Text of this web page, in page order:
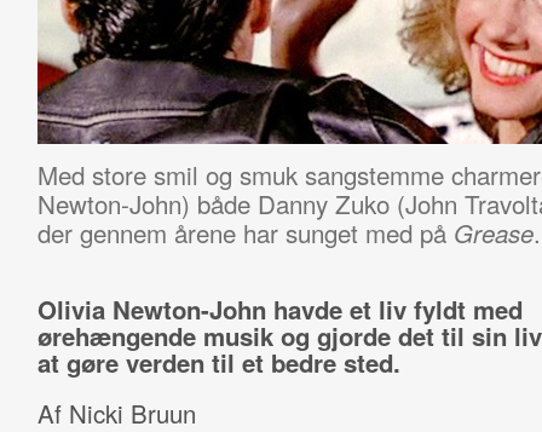
Med store smil og smuk sangstemme
Newton-John) både Danny Zuko (John
der gennem årene har sunget med på Grease.
Olivia Newton-John havde et liv fyldt med
ørehængende musik og gjorde det til sin
at gøre verden til et bedre sted.
Af Nicki Bruun